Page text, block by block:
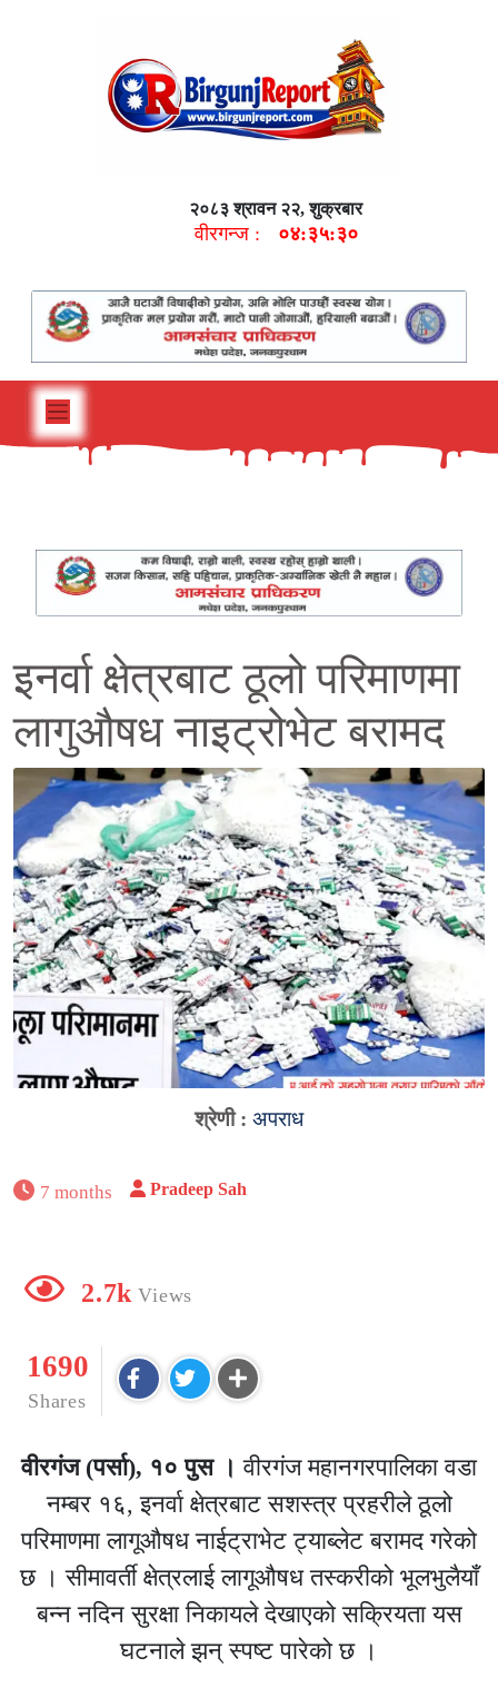
२०८३ श्रावन २२, शुक्रबार
वीरगन्ज : ०४:३५:३१
इनर्वा क्षेत्रबाट ठूलो परिमाणमा
लागुऔषध नाइट्रोभेट बरामद
श्रेणी : अपराध
7 months Pradeep Sah
2.7k Views
1690
Shares
वीरगंज (पर्सा), १० पुस । वीरगंज महानगरपालिका वडा
नम्बर १६, इनर्वा क्षेत्रबाट सशस्त्र प्रहरीले ठूलो
परिमाणमा लागूऔषध नाईट्राभेट ट्याब्लेट बरामद गरेको
छ । सीमावर्ती क्षेत्रलाई लागूऔषध तस्करीको भूलभुलैयाँ
बन्न नदिन सुरक्षा निकायले देखाएको सक्रियता यस
घटनाले झन् स्पष्ट पारेको छ ।